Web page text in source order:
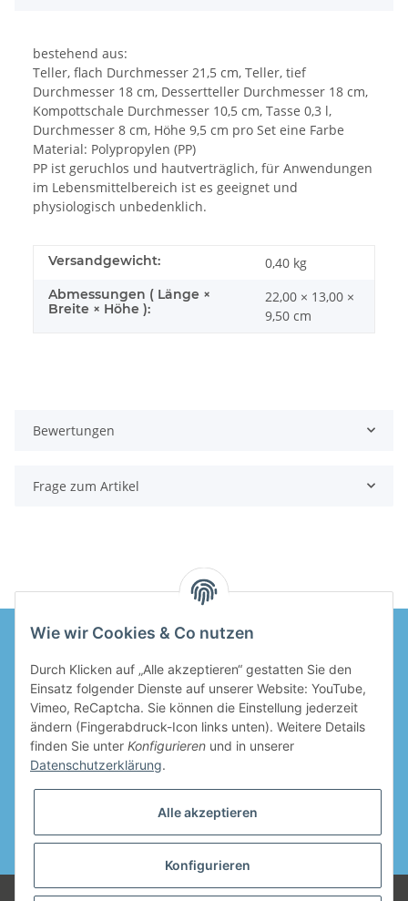
bestehend aus:
Teller, flach Durchmesser 21,5 cm, Teller, tief
Durchmesser 18 cm, Dessertteller Durchmesser 18 cm,
Kompottschale Durchmesser 10,5 cm, Tasse 0,3 l,
Durchmesser 8 cm, Höhe 9,5 cm pro Set eine Farbe
Material: Polypropylen (PP)
PP ist geruchlos und hautverträglich, für Anwendungen
im Lebensmittelbereich ist es geeignet und
physiologisch unbedenklich.
Versandgewicht: 0,40 kg
Abmessungen ( Länge ×
Breite × Höhe ):
22,00 × 13,00 ×
9,50 cm
Bewertungen
Frage zum Artikel
Informationen
Gesetzliche Informationen
© mahalinchen GmbH Wir sind ein junges, modernes Unternehmen.
Wie wir Cookies & Co nutzen
Durch Klicken auf „Alle akzeptieren“ gestatten Sie den
Einsatz folgender Dienste auf unserer Website: YouTube,
Vimeo, ReCaptcha. Sie können die Einstellung jederzeit
ändern (Fingerabdruck-Icon links unten). Weitere Details
finden Sie unter Konfigurieren und in unserer
Datenschutzerklärung.
Alle akzeptieren
Konfigurieren